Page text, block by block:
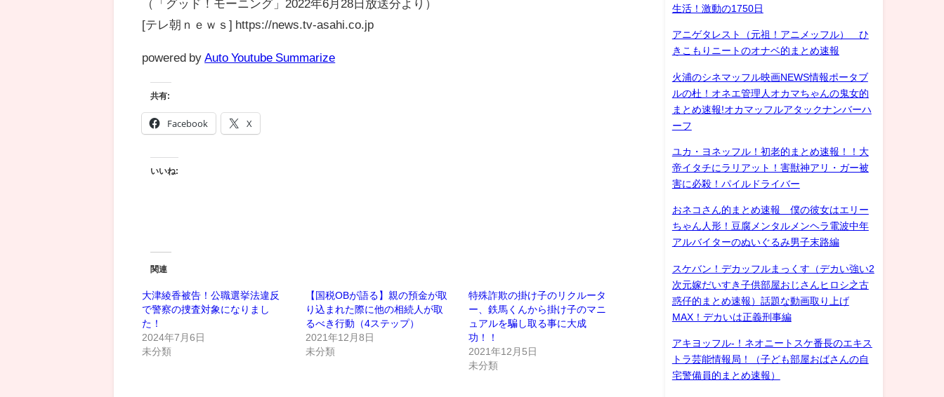
（「グッド！モーニング」2022年6月28日放送分より）
[テレ朝ｎｅｗｓ] https://news.tv-asahi.co.jp
powered by Auto Youtube Summarize
共有:
Facebook X
いいね:
関連
大津綾香被告！公職選挙法違反
で警察の捜査対象になりまし
た！
2024年7月6日
未分類
【国税OBが語る】親の預金が取
り込まれた際に他の相続人が取
るべき行動（4ステップ）
2021年12月8日
未分類
特殊詐欺の掛け子のリクルータ
ー、鉄馬くんから掛け子のマニ
ュアルを騙し取る事に大成
功！！
2021年12月5日
未分類
生活！激動の1750日
アニゲタレスト（元祖！アニメッフル） ひ
きこもりニートのオナベ的まとめ速報
火浦のシネマッフル映画NEWS情報ポータブ
ルの杜！オネエ管理人オカマちゃんの鬼女的
まとめ速報!オカマッフルアタックナンバーハ
ーフ
ユカ・ヨネッフル！初老的まとめ速報！！大
帝イタチにラリアット！害獣神アリ・ガー被
害に必殺！パイルドライバー
おネコさん的まとめ速報 僕の彼女はエリー
ちゃん人形！豆腐メンタルメンヘラ電波中年
アルバイターのぬいぐるみ男子末路編
スケバン！デカッフルまっくす（デカい強い2
次元嫁だいすき子供部屋おじさんヒロシ之古
惑仔的まとめ速報）話題な動画取り上げ
MAX！デカいは正義刑事編
アキヨッフル-！ネオニートスケ番長のエキス
トラ芸能情報局！（子ども部屋おばさんの自
宅警備員的まとめ速報）